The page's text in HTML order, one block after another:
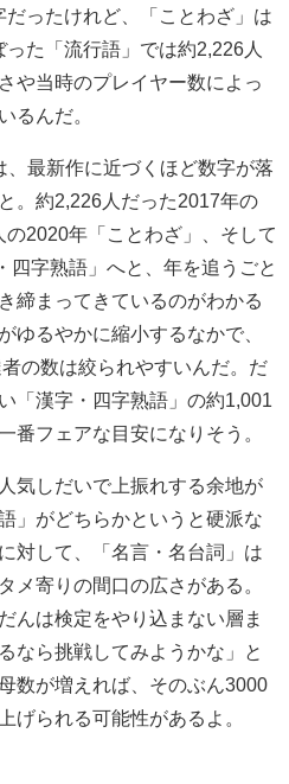
ったけれど、「ことわざ」は
た「流行語」では約2,226人
や当時のプレイヤー数によっ
るんだ。
最新作に近づくほど数字が落
。約2,226人だった2017年の
の2020年「ことわざ」、そして
四字熟語」へと、年を追うごと
締まってきているのがわかる
ゆるやかに縮小するなかで、
の数は絞られやすいんだ。だ
「漢字・四字熟語」の約1,001
番フェアな目安になりそう。
気しだいで上振れする余地が
」がどちらかというと硬派な
対して、「名言・名台詞」は
メ寄りの間口の広さがある。
んは検定をやり込まない層ま
なら挑戦してみようかな」と
数が増えれば、そのぶん3000
げられる可能性があるよ。